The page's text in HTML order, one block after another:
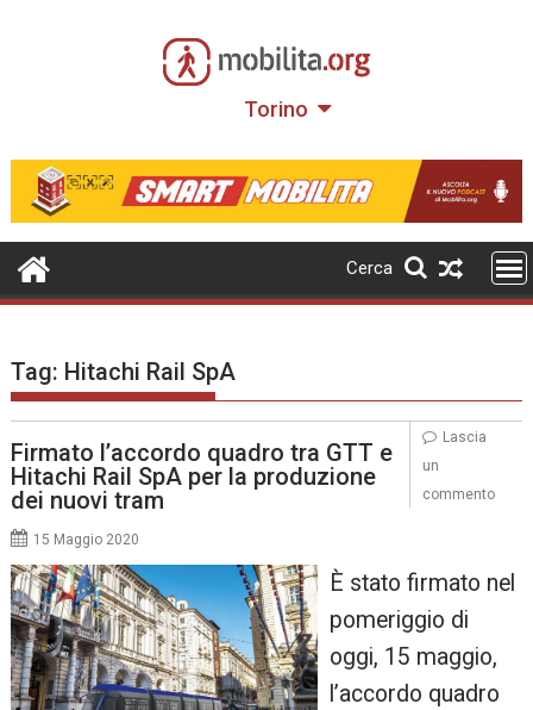
Torino
Cerca
Tag: Hitachi Rail SpA
Firmato l’accordo quadro tra GTT e
Hitachi Rail SpA per la produzione
dei nuovi tram
15 Maggio 2020
È stato firmato nel
pomeriggio di
oggi, 15 maggio,
l’accordo quadro
Lascia
un
commento